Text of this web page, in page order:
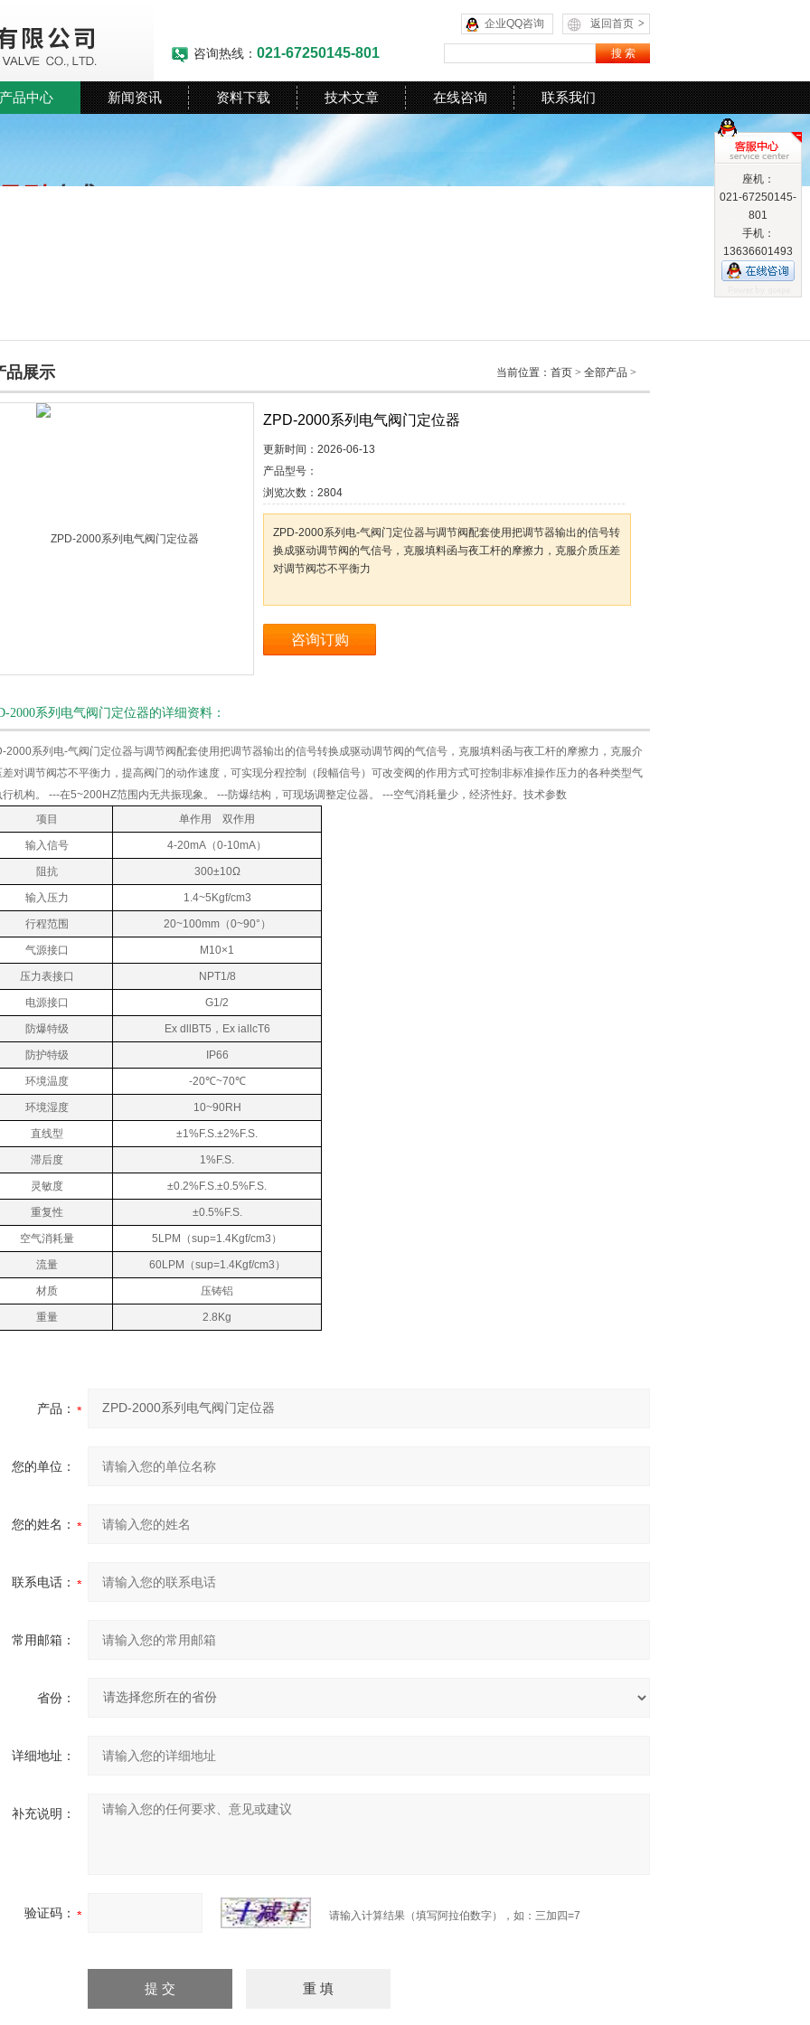
返回首页 >
企业QQ咨询
咨询热线： 021-67250145-801
产品中心 新闻资讯 资料下载 技术文章 在线咨询 联系我们
品展示 当前位置： 首页 > 全部产品 >
ZPD-2000系列电气阀门定位器
更新时间： 2026-06-13
产品型号：
浏览次数： 2804
ZPD-2000系列电-气阀门定位器与调节阀配套使用把调节器输出的信号转
换成驱动调节阀的气信号，克服填料函与夜工杆的摩擦力，克服介质压差
对调节阀芯不平衡力
咨询订购
2000系列电气阀门定位器的详细资料：
2000系列电-气阀门定位器与调节阀配套使用把调节器输出的信号转换成驱动调节阀的气信号，克服填料函与夜工杆的摩擦力，克服介
差对调节阀芯不平衡力，提高阀门的动作速度，可实现分程控制（段幅信号）可改变阀的作用方式可控制非标准操作压力的各种类型气
行机构。 ---在5~200HZ范围内无共振现象。 ---防爆结构，可现场调整定位器。 ---空气消耗量少，经济性好。 技术参数
项目
单作用 双作用
输入信号 4-20mA（0-10mA）
阻抗 300±10Ω
输入压力 1.4~5Kgf/cm3
行程范围 20~100mm（0~90°）
气源接口 M10×1
压力表接口 NPT1/8
电源接口 G1/2
防爆特级 Ex dllBT5 ，Ex iallcT6
防护特级 IP66
环境温度 -20℃~70℃
环境湿度 10~90RH
直线型 ±1%F.S.±2%F.S.
滞后度 1%F.S.
灵敏度 ±0.2%F.S.±0.5%F.S.
重复性 ±0.5%F.S.
空气消耗量 5LPM（sup=1.4Kgf/cm3）
流量 60LPM（sup=1.4Kgf/cm3）
材质 压铸铝
重量 2.8Kg
产品：
您的单位：
您的姓名：
联系电话：
常用邮箱：
省份：
详细地址：
补充说明：
验证码： 请输入计算结果（填写阿拉伯数字），如：三加四=7
座机：
021-67250145-
801
手机：
13636601493